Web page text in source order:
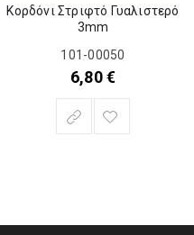
Κορδόνι Στριφτό Γυαλιστερό
3mm
101-00050
6,80€